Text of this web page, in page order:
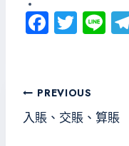
Fa
ce
o
ok
T
wi
er
Li
ne
文
章
PREVIOUS
入賬、交賬、算賬